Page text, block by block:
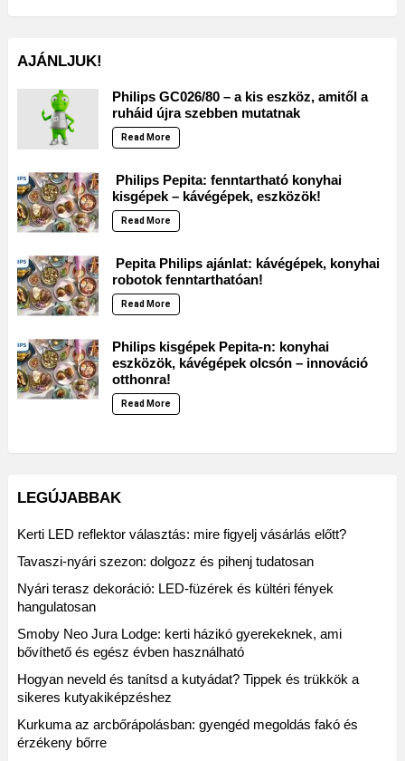
AJÁNLJUK!
Philips GC026/80 – a kis eszköz, amitől a
ruháid újra szebben mutatnak
Read More
Philips Pepita: fenntartható konyhai
kisgépek – kávégépek, eszközök!
Read More
Pepita Philips ajánlat: kávégépek, konyhai
robotok fenntarthatóan!
Read More
Philips kisgépek Pepita-n: konyhai
eszközök, kávégépek olcsón – innováció
otthonra!
Read More
LEGÚJABBAK
Kerti LED reflektor választás: mire figyelj vásárlás előtt?
Tavaszi-nyári szezon: dolgozz és pihenj tudatosan
Nyári terasz dekoráció: LED-füzérek és kültéri fények
hangulatosan
Smoby Neo Jura Lodge: kerti házikó gyerekeknek, ami
bővíthető és egész évben használható
Hogyan neveld és tanítsd a kutyádat? Tippek és trükkök a
sikeres kutyakiképzéshez
Kurkuma az arcbőrápolásban: gyengéd megoldás fakó és
érzékeny bőrre